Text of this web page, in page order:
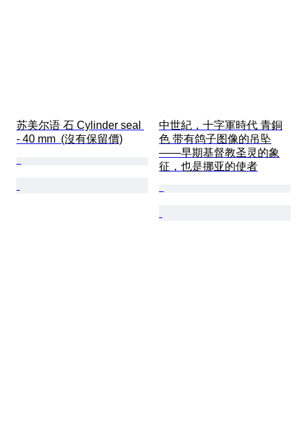
苏美尔语 石 Cylinder seal
- 40 mm  (沒有保留價)
中世紀，十字軍時代 青銅
色 带有鸽子图像的吊坠
——早期基督教圣灵的象
征，也是挪亚的使者